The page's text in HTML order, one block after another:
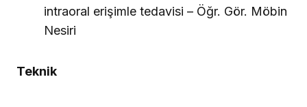
intraoral erişimle tedavisi – Öğr. Gör. Möbin
Nesiri
Teknik